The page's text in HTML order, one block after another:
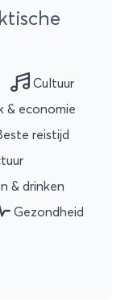
Cultuur
& economie
reistijd
& drinken
Gezondheid